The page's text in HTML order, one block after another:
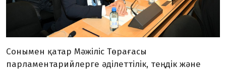
Сонымен қатар Мәжіліс Төрағасы
парламентарийлерге әділеттілік, теңдік және